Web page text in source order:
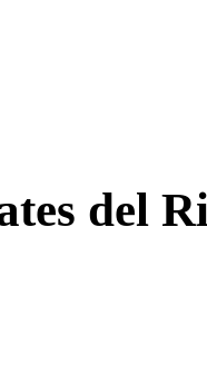
del